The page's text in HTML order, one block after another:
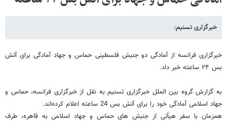
خبرگزاری تسنیم:
خبرگزاری فرانسه از آمادگی دو جنبش فلسطینی حماس و جهاد آمادگی برای آتش
بس ۲۴ ساعته خبر داد.
به گزارش گروه بین الملل خبرگزاری تسنیم به نقل از خبرگزاری فرانسه، حماس و
جهاد اسلامی آمادگی خود را برای آتش بس 24 ساعته اعلام کرده‌اند.
همزمان با سفر هیأتی از جنبش های حماس و جهاد اسلامی به قاهره، طرف